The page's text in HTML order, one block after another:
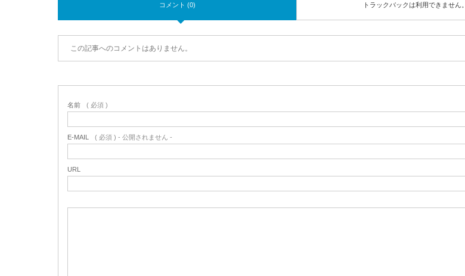
コメント (0) トラックバックは利用できません。
この記事へのコメントはありません。
名前 ( 必須 )
E-MAIL ( 必須 ) - 公開されません -
URL